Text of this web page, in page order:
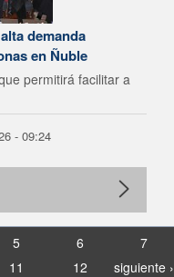
demanda
en Ñuble
permitirá facilitar a
- 09:24
5 6
7
11 12
siguiente ›